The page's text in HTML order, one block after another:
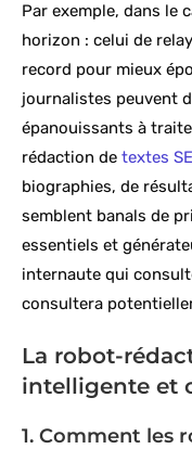
Par exemple, dans le
horizon : celui de
record pour mieux
journalistes peuvent
épanouissants à
rédaction de textes
biographies, de
semblent banals de
essentiels et
internaute qui
consultera
La robot-
intelligente et
1. Comment les